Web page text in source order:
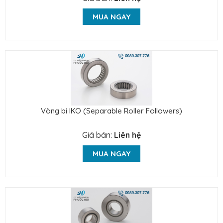
MUA NGAY
Vòng bi IKO (Separable Roller Followers)
Giá bán: Liên hệ
MUA NGAY